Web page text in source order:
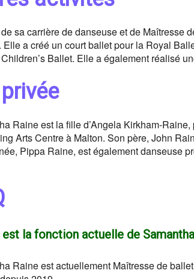
sa carrière de danseuse et de Maîtresse
a créé un court ballet pour la Royal
Ballet. Elle a également réalisé
Raine est la fille d’Angela Kirkham-
Arts Centre à Malton. Son père, John
Pippa Raine, est également danseuse
est la fonction actuelle de
Raine est actuellement Maîtresse de